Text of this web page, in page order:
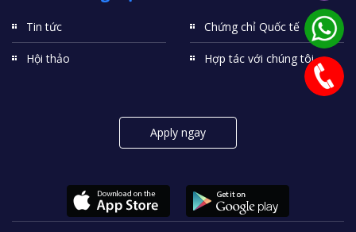
Tin tức
Hội thảo
Chứng chỉ Quốc tế
Hợp tác với chúng tôi
Apply ngay